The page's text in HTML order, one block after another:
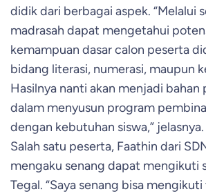
didik dari berbagai aspek. “Melalui
madrasah dapat mengetahui
kemampuan dasar calon peserta
bidang literasi, numerasi, maupun
Hasilnya nanti akan menjadi
dalam menyusun program
dengan kebutuhan siswa,” jelasnya.
Salah satu peserta, Faathin dari
mengaku senang dapat mengikuti
Tegal. “Saya senang bisa